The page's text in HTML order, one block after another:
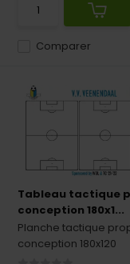
Comparer
Tableau tactique
conception 180x1...
Planche tactique
conception 180x120